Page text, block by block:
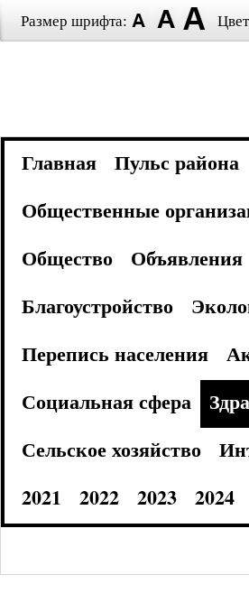
Размер шрифта:
Главная Пульс района
Общественные
Общество
Объявления
Благоустройство
Перепись населения
Социальная сфера
Сельское хозяйство
2021
2022 2023 2024